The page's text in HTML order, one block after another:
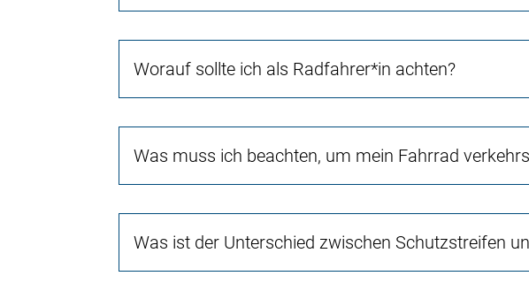
Worauf sollte ich als Radfahrer*in achten?
Was muss ich beachten, um mein Fahrrad
Was ist der Unterschied zwischen Schutzstreifen